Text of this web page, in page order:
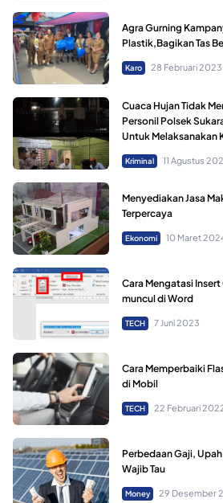
Agra Gurning
Plastik,Bagikan Tas
Karo 28 Februari 2023
Cuaca Hujan Tidak
Personil Polsek
Untuk Melaksanakan
Kriminal 11 Agustus
Menyediakan Jasa
Terpercaya
Ekonomi 10 Maret
Cara Mengatasi
muncul di Word
TECH 7 Juni 2023
Cara Memperbaiki
di Mobil
TECH 22 Februari
Perbedaan Gaji,
Wajib Tau
Money 29 Desember